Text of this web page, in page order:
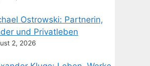
Ostrowski: Partnerin,
und Privatleben
2, 2026